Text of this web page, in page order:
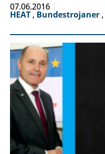
07.06.2016
HEAT , Bundestrojaner ,